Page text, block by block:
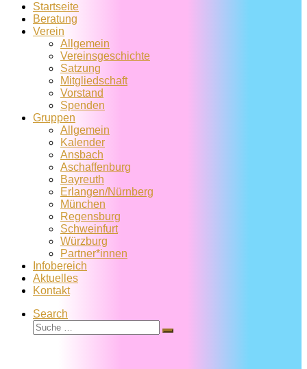
Startseite
Beratung
Verein
Allgemein
Vereins­geschichte
Satzung
Mitglied­schaft
Vorstand
Spenden
Gruppen
Allgemein
Kalender
Ansbach
Aschaffenburg
Bayreuth
Erlangen/Nürnberg
München
Regensburg
Schweinfurt
Würzburg
Partner*innen
Infobereich
Aktuelles
Kontakt
Search
Suche
Suche